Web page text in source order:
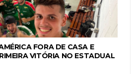
FORA DE CASA E
VITÓRIA NO ESTADUAL